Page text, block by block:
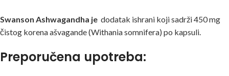
Swanson Ashwagandha je dodatak ishrani koji sadrži 450 mg
čistog korena ašvagande (Withania somnifera) po kapsuli.
Preporučena upotreba: